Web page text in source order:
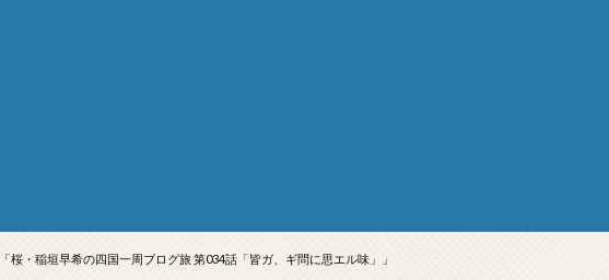
桜・稲垣早希の四国一周ブログ旅 第034話「皆ガ、ギ問に思エル味」」